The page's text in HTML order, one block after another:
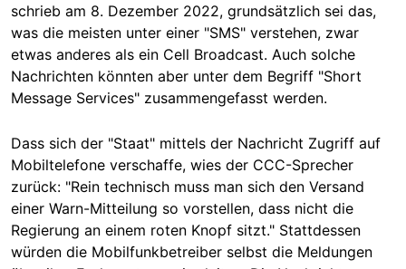
schrieb am 8. Dezember 2022, grundsätzlich sei das,
was die meisten unter einer "SMS" verstehen, zwar
etwas anderes als ein Cell Broadcast. Auch solche
Nachrichten könnten aber unter dem Begriff "Short
Message Services" zusammengefasst werden.
Dass sich der "Staat" mittels der Nachricht Zugriff auf
Mobiltelefone verschaffe, wies der CCC-Sprecher
zurück: "Rein technisch muss man sich den Versand
einer Warn-Mitteilung so vorstellen, dass nicht die
Regierung an einem roten Knopf sitzt." Stattdessen
würden die Mobilfunkbetreiber selbst die Meldungen